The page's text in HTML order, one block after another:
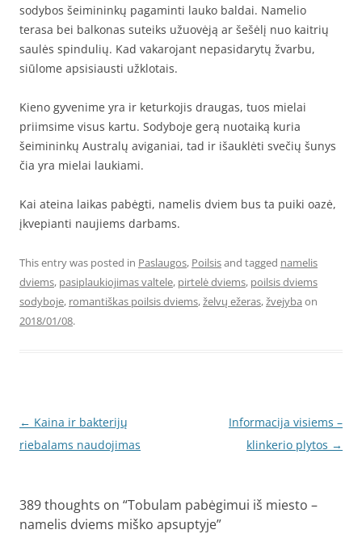
sodybos šeimininkų pagaminti lauko baldai. Namelio
terasa bei balkonas suteiks užuovėją ar šešėlį nuo kaitrių
saulės spindulių. Kad vakarojant nepasidarytų žvarbu,
siūlome apsisiausti užklotais.
Kieno gyvenime yra ir keturkojis draugas, tuos mielai
priimsime visus kartu. Sodyboje gerą nuotaiką kuria
šeimininkų Australų aviganiai, tad ir išauklėti svečių šunys
čia yra mielai laukiami.
Kai ateina laikas pabėgti, namelis dviem bus ta puiki oazė,
įkvepianti naujiems darbams.
This entry was posted in Paslaugos, Poilsisand tagged namelis
dviems, pasiplaukiojimas valtele, pirtelė dviems, poilsis dviems
sodyboje, romantiškas poilsis dviems,želvų ežeras,žvejyba on
2018/01/08.
Post
navigation
← Kaina ir bakterijų
riebalams naudojimas
Informacija visiems –
klinkerio plytos →
389 thoughts on “Tobulam pabėgimui iš miesto –
namelis dviems miško apsuptyje”